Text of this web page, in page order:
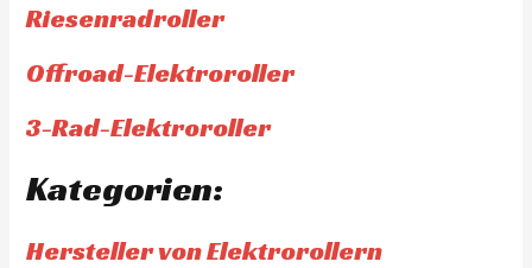
Riesenradroller
Offroad-Elektroroller
3-Rad-Elektroroller
Kategorien:
Hersteller von Elektrorollern